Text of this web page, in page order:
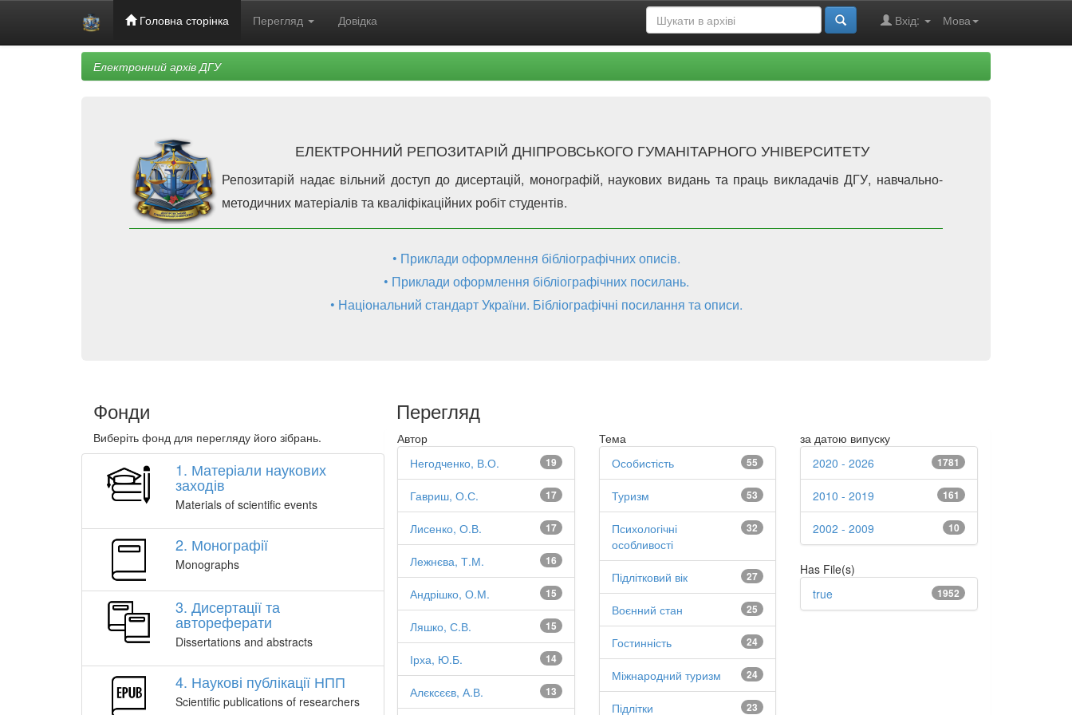
Головна сторінка Перегляд Довідка Мова
Вхід:
Електронний архів ДГУ
ЕЛЕКТРОННИЙ РЕПОЗИТАРІЙ ДНІПРОВСЬКОГО ГУМАНІТАРНОГО УНІВЕРСИТЕТУ
Репозитарій надає вільний доступ до дисертацій, монографій, наукових видань та праць викладачів ДГУ, навчально-
методичних матеріалів та кваліфікаційних робіт студентів.
• Приклади оформлення бібліографічних описів.
• Приклади оформлення бібліографічних посилань.
• Національний стандарт України. Бібліографічні посилання та описи.
Фонди
Виберіть фонд для перегляду його зібрань.
1. Матеріали наукових
заходів
Materials of scientific events
2. Монографії
Monographs
3. Дисертації та
автореферати
Dissertations and abstracts
4. Наукові публікації НПП
Scientific publications of researchers
Перегляд
Автор
19
Негодченко, В.О.
17
Гавриш, О.С.
17
Лисенко, О.В.
16
Лежнєва, Т.М.
15
Андрішко, О.М.
15
Ляшко, С.В.
14
Ірха, Ю.Б.
13
Алєксєєв, А.В.
Тема
55
Особистість
53
Туризм
32
Психологічні
особливості
27
Підлітковий вік
25
Воєнний стан
24
Гостинність
24
Міжнародний туризм
23
Підлітки
за датою випуску
1781
2020 - 2026
161
2010 - 2019
10
2002 - 2009
Has File(s)
1952
true